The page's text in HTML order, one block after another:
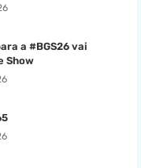
a #BGS26 vai
Show